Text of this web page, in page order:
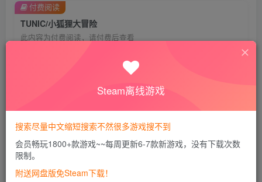
TUNIC/小狐狸大冒险
此内容为付费阅读，请付费后查看
开通会员
付费阅读
此处内容已隐藏，VIP会员可见
Steam离线游戏
搜索尽量中文缩短搜索不然很多游戏搜不到
会员畅玩1800+款游戏~~每周更新6-7款新游戏，没有下载次数
限制。
附送网盘版免Steam下载！